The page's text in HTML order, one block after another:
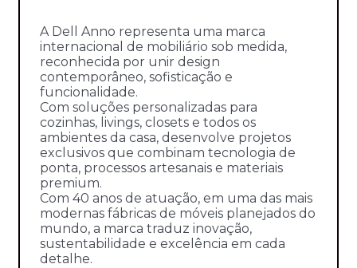
A Dell Anno representa uma marca
internacional de mobiliário sob medida,
reconhecida por unir design
contemporâneo, sofisticação e
funcionalidade.
Com soluções personalizadas para
cozinhas, livings, closets e todos os
ambientes da casa, desenvolve projetos
exclusivos que combinam tecnologia de
ponta, processos artesanais e materiais
premium.
Com 40 anos de atuação, em uma das mais
modernas fábricas de móveis planejados do
mundo, a marca traduz inovação,
sustentabilidade e excelência em cada
detalhe.